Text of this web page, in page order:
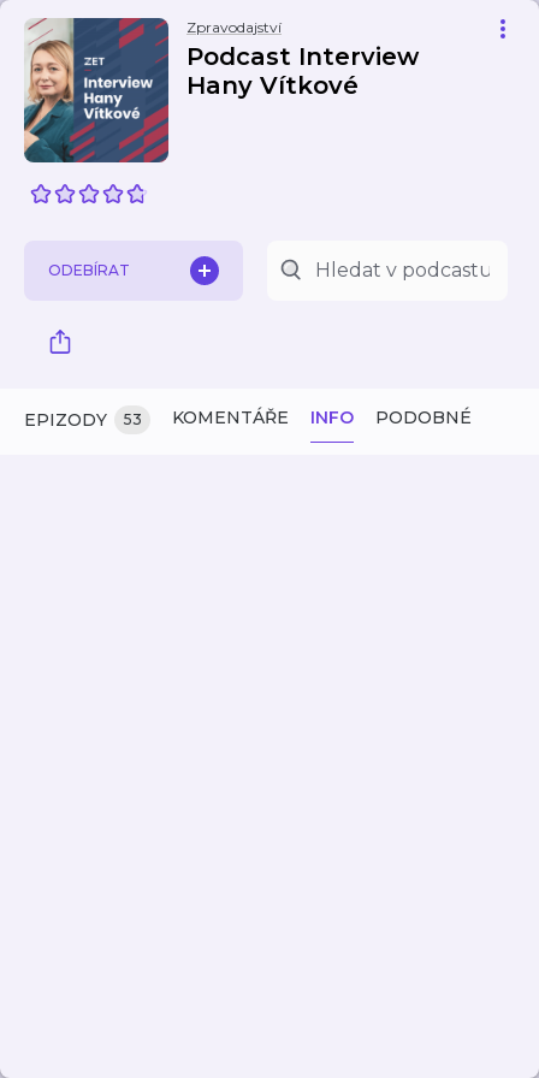
Zpravodajství
Podcast Interview
Hany Vítkové
ODEBÍRAT
EPIZODY 53 KOMENTÁŘE INFO PODOBNÉ